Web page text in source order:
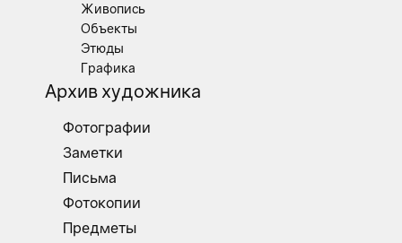
Живопись
Объекты
Этюды
Графика
Архив художника
Фотографии
Заметки
Письма
Фотокопии
Предметы